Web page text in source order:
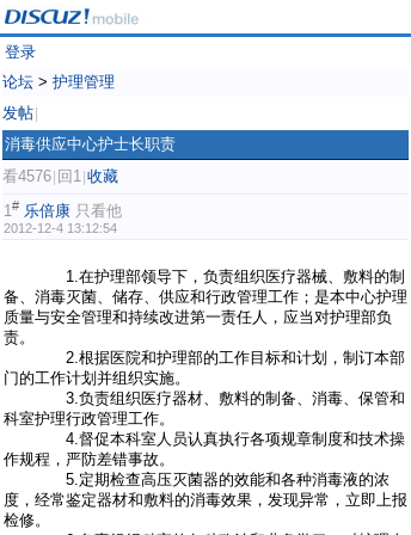
登录
论坛 > 护理管理
发帖
消毒供应中心护士长职责
看4576 回1 收藏
1# 乐倍康 只看他
2012-12-4 13:12:54
1.在护理部领导下，负责组织医疗器械、敷料的制
备、消毒灭菌、储存、供应和行政管理工作；是本中心护理
质量与安全管理和持续改进第一责任人，应当对护理部负
责。
2.根据医院和护理部的工作目标和计划，制订本部
门的工作计划并组织实施。
3.负责组织医疗器材、敷料的制备、消毒、保管和
科室护理行政管理工作。
4.督促本科室人员认真执行各项规章制度和技术操
作规程，严防差错事故。
5.定期检查高压灭菌器的效能和各种消毒液的浓
度，经常鉴定器材和敷料的消毒效果，发现异常，立即上报
检修。